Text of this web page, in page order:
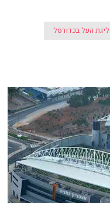
ליגת העל בכדורסל